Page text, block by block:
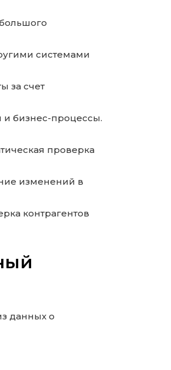
системами
за счет
бизнес-процессы.
проверка
изменений в
контрагентов
данных о